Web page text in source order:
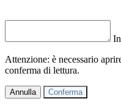
Attenzione: è necessario
conferma di lettura.
Annulla Conferma